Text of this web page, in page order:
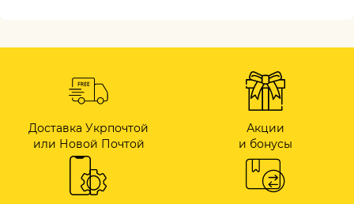
Доставка Укрпочтой
или Новой Почтой
Акции
и бонусы